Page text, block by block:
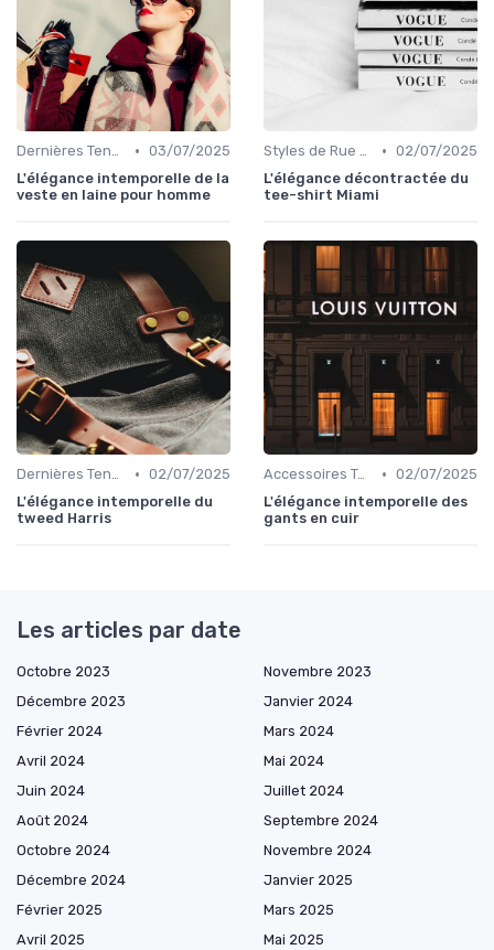
Dernières Tendances de Mode • 03/07/2025
L'élégance intemporelle de la
veste en laine pour homme
Styles de Rue et Looks du Moment • 02/07/2025
L'élégance décontractée du
tee-shirt Miami
Dernières Tendances de Mode • 02/07/2025
L'élégance intemporelle du
tweed Harris
Accessoires Tendance • 02/07/2025
L'élégance intemporelle des
gants en cuir
Les articles par date
Octobre 2023
Novembre 2023
Décembre 2023
Janvier 2024
Février 2024
Mars 2024
Avril 2024
Mai 2024
Juin 2024
Juillet 2024
Août 2024
Septembre 2024
Octobre 2024
Novembre 2024
Décembre 2024
Janvier 2025
Février 2025
Mars 2025
Avril 2025
Mai 2025